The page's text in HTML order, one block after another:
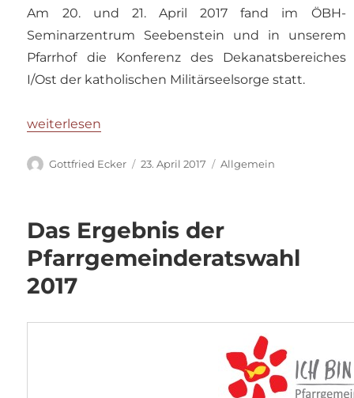
Am 20. und 21. April 2017 fand im ÖBH-
Seminarzentrum Seebenstein und in unserem
Pfarrhof die Konferenz des Dekanatsbereiches
I/Ost der katholischen Militärseelsorge statt.
„Militärpfarrer-Konferenz im Pfarrhof“
weiterlesen
Autor
Gottfried Ecker
Veröffentlicht
23. April 2017 Kategorien
Allgemein
Das Ergebnis der
Pfarrgemeinderatswahl
2017